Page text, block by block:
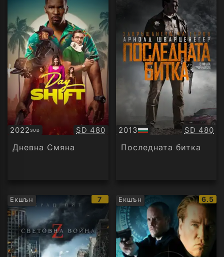
2022SUB
Субтитри Качество:
SD 480
Дневна Смяна
2013
БГ
аудио
SD 480
Последната битка
Екшън
IMDb
рейтинг:
7 Екшън
IMDb
6.5